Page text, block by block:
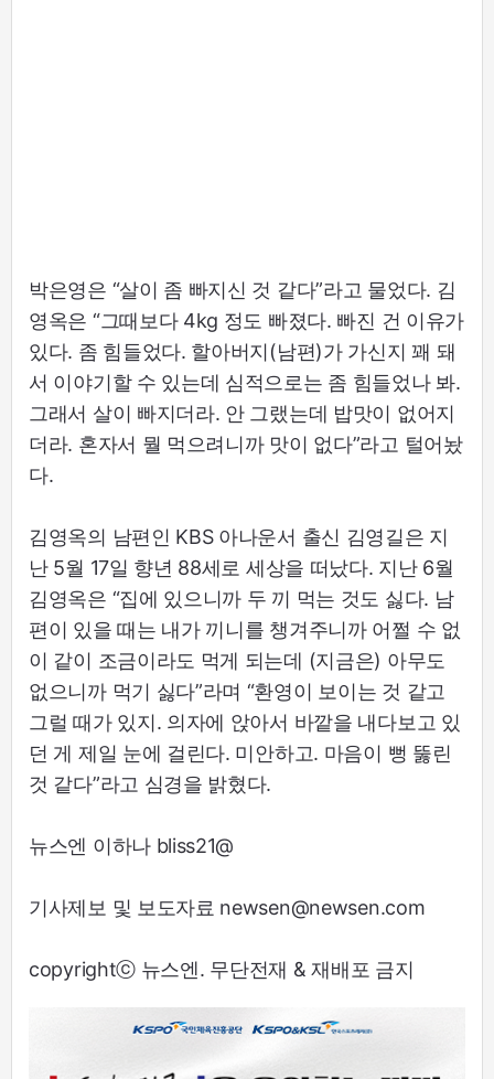
박은영은 “살이 좀 빠지신 것 같다”라고 물었다. 김
영옥은 “그때보다 4kg 정도 빠졌다. 빠진 건 이유가
있다. 좀 힘들었다. 할아버지(남편)가 가신지 꽤 돼
서 이야기할 수 있는데 심적으로는 좀 힘들었나 봐.
그래서 살이 빠지더라. 안 그랬는데 밥맛이 없어지
더라. 혼자서 뭘 먹으려니까 맛이 없다”라고 털어놨
다.
김영옥의 남편인 KBS 아나운서 출신 김영길은 지
난 5월 17일 향년 88세로 세상을 떠났다. 지난 6월
김영옥은 “집에 있으니까 두 끼 먹는 것도 싫다. 남
편이 있을 때는 내가 끼니를 챙겨주니까 어쩔 수 없
이 같이 조금이라도 먹게 되는데 (지금은) 아무도
없으니까 먹기 싫다”라며 “환영이 보이는 것 같고
그럴 때가 있지. 의자에 앉아서 바깥을 내다보고 있
던 게 제일 눈에 걸린다. 미안하고. 마음이 뻥 뚫린
것 같다”라고 심경을 밝혔다.
뉴스엔 이하나 bliss21@
기사제보 및 보도자료 newsen@newsen.com
copyrightⓒ 뉴스엔. 무단전재 & 재배포 금지